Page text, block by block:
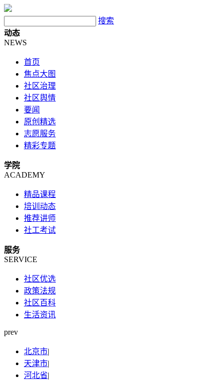
搜索
动态
NEWS
首页
焦点大图
社区治理
社区舆情
要闻
原创精选
志愿服务
精彩专题
学院
ACADEMY
精品课程
培训动态
推荐讲师
社工考试
服务
SERVICE
社区优选
政策法规
社区百科
生活资讯
prev
北京市|
天津市|
河北省|